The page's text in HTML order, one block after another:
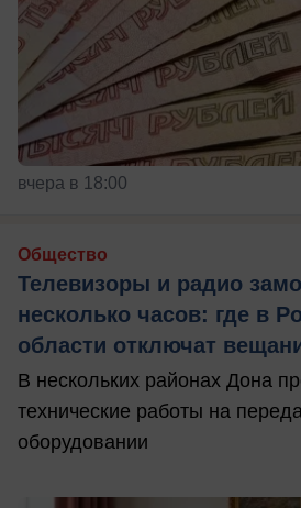
вчера в 18:00
Общество
Телевизоры и радио
несколько часов: где в
области отключат
В нескольких районах Дона
технические работы на
оборудовании